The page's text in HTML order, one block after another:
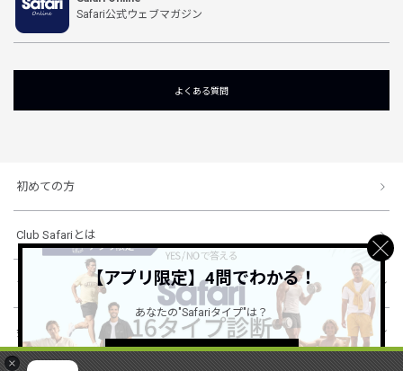
×
Safari公式ウェブマガジン
よくある質問
初めての方
Club Safariとは
ショッピングガイド
会社概要・規約
【アプリ限定】4問でわかる！
あなたの"Safariタイプ"は？
詳しくはこちら ＞